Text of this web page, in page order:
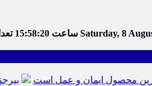
Saturday, 8 ساعت 15:58:21
محصول ایمان و عمل است